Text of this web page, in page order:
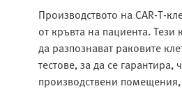
Производството на CAR-T-
от кръвта на пациента.
да разпознават раковите
тестове, за да се
производствени